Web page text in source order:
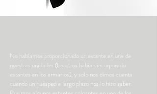
No habíamos proporcionado un estante en una de
nuestras unidades (los otros habían incorporado
estantes en los armarios), y solo nos dimos cuenta
cuando un huésped a largo plazo nos lo hizo saber.